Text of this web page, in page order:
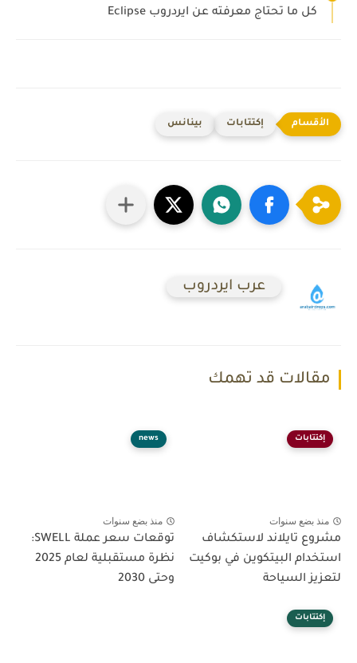
كل ما تحتاج معرفته عن ايردروب Eclipse
إكتتابات بينانس
عرب ايردروب
مقالات قد تهمك
إكتتابات
منذ بضع سنوات
مشروع تايلاند لاستكشاف
استخدام البيتكوين في بوكيت
لتعزيز السياحة
news
منذ بضع سنوات
توقعات سعر عملة SWELL:
نظرة مستقبلية لعام 2025
وحتى 2030
إكتتابات